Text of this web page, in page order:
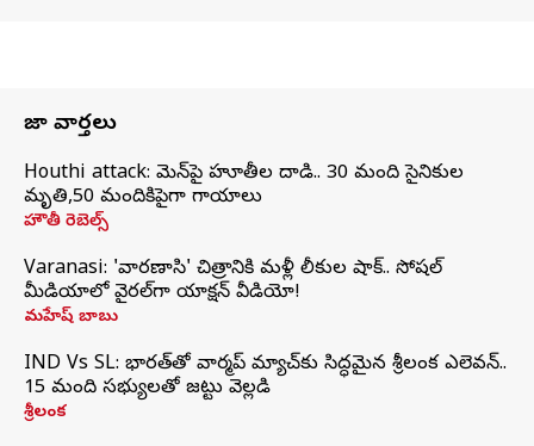
తాజా వార్తలు
Houthi attack: యెమెన్‌పై హూతీల దాడి.. 30 మంది సైనికుల
మృతి,50 మందికిపైగా గాయాలు
హౌతీ రెబెల్స్
Varanasi: 'వారణాసి' చిత్రానికి మళ్లీ లీకుల షాక్.. సోషల్
మీడియాలో వైరల్‌గా యాక్షన్ వీడియో!
మహేష్ బాబు
IND Vs SL: భారత్‌తో వార్మప్‌ మ్యాచ్‌కు సిద్ధమైన శ్రీలంక ఎలెవన్..
15 మంది సభ్యులతో జట్టు వెల్లడి
శ్రీలంక